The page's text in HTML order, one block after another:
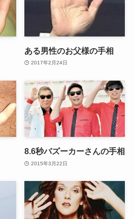
ある男性のお父様の手相
2017年2月24日
8.6秒バズーカーさんの手相
2015年3月22日